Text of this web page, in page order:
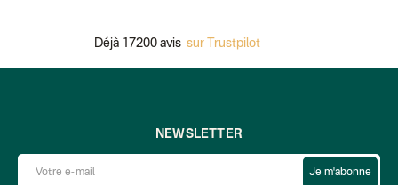
Déjà 17200 avis sur Trustpilot
NEWSLETTER
Je m'abonne